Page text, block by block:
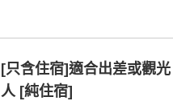
[只含住宿]適合出差或觀
人 [純住宿]